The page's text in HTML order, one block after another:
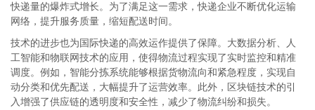
快递量的爆炸式增长。为了满足这一需求，快递企业不断优化运输
网络，提升服务质量，缩短配送时间。
技术的进步也为国际快递的高效运作提供了保障。大数据分析、人
工智能和物联网技术的应用，使得物流过程实现了实时监控和精准
调度。例如，智能分拣系统能够根据货物流向和紧急程度，实现自
动分类和优先配送，大幅提升了运营效率。此外，区块链技术的引
入增强了供应链的透明度和安全性，减少了物流纠纷和损失。